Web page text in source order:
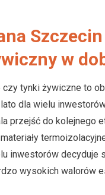
Szczecin
w
czy tynki żywiczne to
dla wielu
przejść do kolejnego
inwestorów decyduje
wysokich walorów